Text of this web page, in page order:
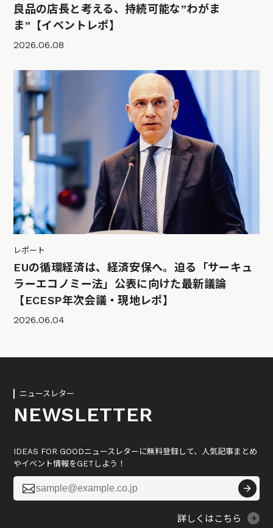
良品の店長と考える、持続可能な”わがま
ま”【イベントレポ】
2026.06.08
レポート
EUの循環経済は、経済安保へ。迫る「サーキュ
ラーエコノミー法」公表に向けた最新議論
【ECESP年次会議・現地レポ】
2026.06.04
ニュースレター
NEWSLETTER
IDEAS FOR GOODニュースレターに無料登録して、人気記事まとめ
やイベント情報をGETしよう！

詳しくはこちら